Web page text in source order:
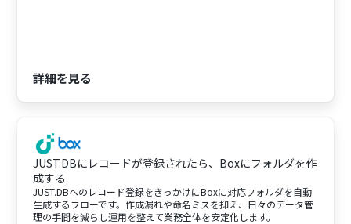
詳細を見る
JUST.DBにレコードが登録されたら、Boxにフォルダを作
成する
JUST.DBへのレコード登録をきっかけにBoxに対応フォルダを自動
生成するフローです。作成漏れや命名ミスを抑え、日々のデータ管
理の手間を減らし運用を整えて業務全体を安定化します。